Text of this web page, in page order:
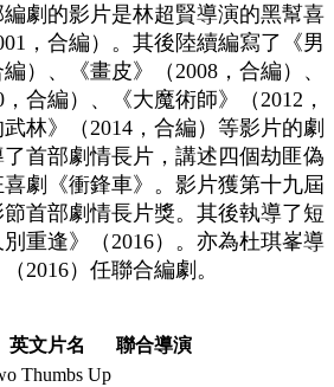
劇的影片是林超賢導演的黑幫喜
，合編）。其後陸續編寫了《男
）、《畫皮》（2008，合編）、
，合編）、《大魔術師》（2012，
林》（2014，合編）等影片的劇
首部劇情長片，講述四個劫匪偽
劇《衝鋒車》。影片獲第十九屆
首部劇情長片獎。其後執導了短
重逢》（2016）。亦為杜琪峯導
2016）任聯合編劇。
英文片名
聯合導演
Thumbs Up